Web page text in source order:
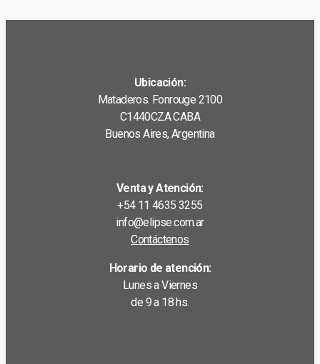
Ubicación:
Mataderos. Fonrouge 2100
C1440CZA CABA
Buenos Aires, Argentina
Venta y Atención:
+54 11 4635 3255
info@elipse.com.ar
Contáctenos
Horario de atención:
Lunes a Viernes
de 9 a 18 hs.